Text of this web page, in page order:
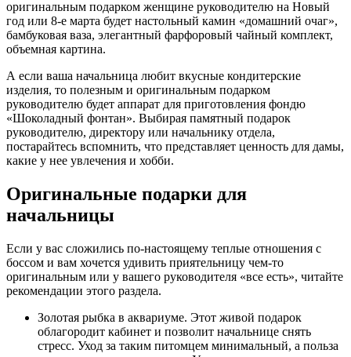
оригинальным подарком женщине руководителю на Новый
год или 8-е марта будет настольный камин «домашний очаг»,
бамбуковая ваза, элегантный фарфоровый чайный комплект,
объемная картина.
А если ваша начальница любит вкусные кондитерские
изделия, то полезным и оригинальным подарком
руководителю будет аппарат для приготовления фондю
«Шоколадный фонтан». Выбирая памятный подарок
руководителю, директору или начальнику отдела,
постарайтесь вспомнить, что представляет ценность для дамы,
какие у нее увлечения и хобби.
Оригинальные подарки для
начальницы
Если у вас сложились по-настоящему теплые отношения с
боссом и вам хочется удивить приятельницу чем-то
оригинальным или у вашего руководителя «все есть», читайте
рекомендации этого раздела.
Золотая рыбка в аквариуме. Этот живой подарок
облагородит кабинет и позволит начальнице снять
стресс. Уход за таким питомцем минимальный, а польза